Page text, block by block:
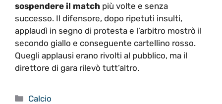
sospendere il match più volte e senza
successo. Il difensore, dopo ripetuti insulti,
applaudì in segno di protesta e l’arbitro mostrò il
secondo giallo e conseguente cartellino rosso.
Quegli applausi erano rivolti al pubblico, ma il
direttore di gara rilevò tutt’altro.
Categorie
Calcio